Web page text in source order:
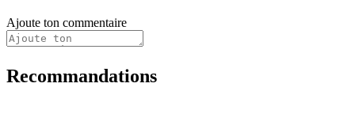
Ajoute ton commentaire
Recommandations